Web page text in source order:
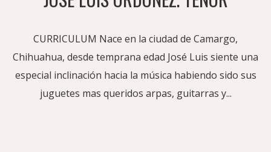
CURRICULUM Nace en la ciudad de Camargo,
Chihuahua, desde temprana edad José Luis siente una
especial inclinación hacia la música habiendo sido sus
juguetes mas queridos arpas, guitarras y...